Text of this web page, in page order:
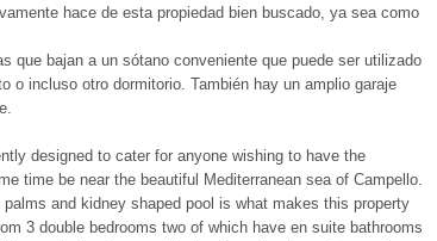
hace de esta propiedad bien buscado, ya sea como
que bajan a un sótano conveniente que puede ser utilizado
o incluso otro dormitorio. También hay un amplio garaje
designed to cater for anyone wishing to have the
time be near the beautiful Mediterranean sea of Campello.
and kidney shaped pool is what makes this property
3 double bedrooms two of which have en suite bathrooms